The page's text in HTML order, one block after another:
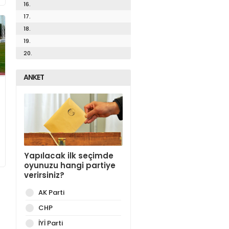
16.
17.
18.
19.
20.
ANKET
Yapılacak ilk seçimde
oyunuzu hangi partiye
verirsiniz?
AK Parti
CHP
İYİ Parti